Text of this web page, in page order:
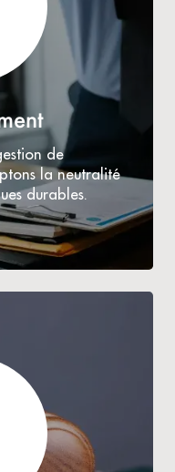
de
la neutralité
durables.